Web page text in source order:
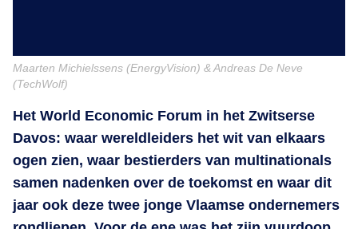
Maarten Michielssens (EnergyVision) & Andreas De Neve
(TechWolf)
Het World Economic Forum in het Zwitserse
Davos: waar wereldleiders het wit van elkaars
ogen zien, waar bestierders van multinationals
samen nadenken over de toekomst en waar dit
jaar ook deze twee jonge Vlaamse ondernemers